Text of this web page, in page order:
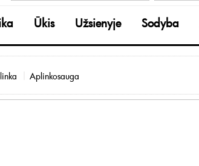
Ūkis Užsienyje Sodyba
Aplinkosauga